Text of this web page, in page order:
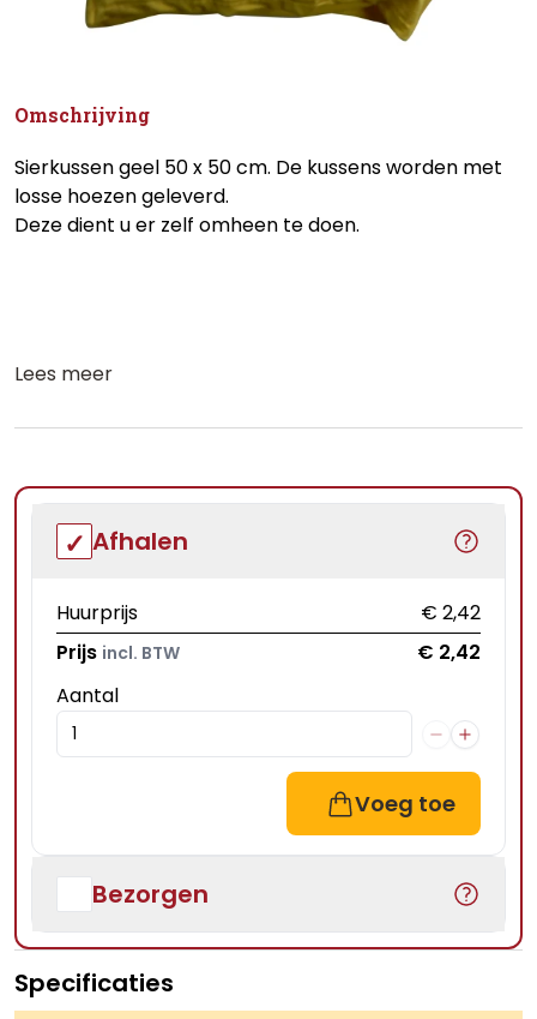
Omschrijving
Sierkussen geel 50 x 50 cm. De kussens worden met
losse hoezen geleverd.
Deze dient u er zelf omheen te doen.
Lees meer
Afhalen
Huurprijs
€ 2,42
Prijs incl. BTW
€ 2,42
Aantal
Voeg toe
Bezorgen
Specificaties